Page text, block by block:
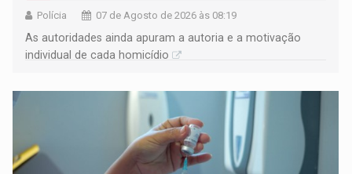
Polícia 07 de Agosto de 2026 às 08:19
As autoridades ainda apuram a autoria e a motivação
individual de cada homicídio